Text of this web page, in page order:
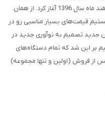
قیمت کار خودش رو به صورت رسمی در اسفند ماه سال 1396 آغاز کرد. از همان
قیمت‌های بسیار مناسبی رو در
جدید تصمیم به نوآوری جدید در
شد و از آغاز سال 1400 تصمیم بر این شد که تمام دستگاه‌های
و 18 ماه خدمات پس از فروش (اولین و تنها مجموعه)